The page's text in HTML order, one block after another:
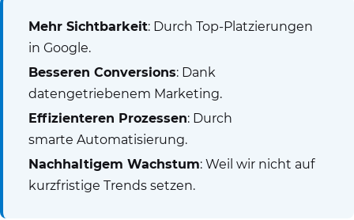
Mehr Sichtbarkeit: Durch Top-Platzierungen
in Google.
Besseren Conversions: Dank
datengetriebenem Marketing.
Effizienteren Prozessen: Durch
smarte Automatisierung.
Nachhaltigem Wachstum: Weil wir nicht auf
kurzfristige Trends setzen.